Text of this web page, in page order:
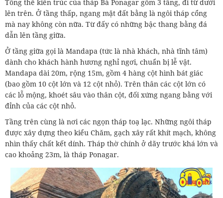
Tổng thể kiến trúc của tháp Bà Ponagar gồm 3 tầng, đi từ dưới
lên trên. Ở tầng thấp, ngang mặt đất bằng là ngôi tháp cổng
mà nay không còn nữa. Từ đấy có những bậc thang bằng đá
dẫn lên tầng giữa.
Ở tầng giữa gọi là Mandapa (tức là nhà khách, nhà tĩnh tâm)
dành cho khách hành hương nghỉ ngơi, chuẩn bị lễ vật.
Mandapa dài 20m, rộng 15m, gồm 4 hàng cột hình bát giác
(bao gồm 10 cột lớn và 12 cột nhỏ). Trên thân các cột lớn có
các lỗ mộng, khoét sâu vào thân cột, đối xứng ngang bằng với
đỉnh của các cột nhỏ.
Tầng trên cùng là nơi các ngọn tháp toạ lạc. Những ngôi tháp
được xây dựng theo kiểu Chăm, gạch xây rất khít mạch, không
nhìn thấy chất kết dính. Tháp thờ chính ở dãy trước khá lớn và
cao khoảng 23m, là tháp Ponagar.